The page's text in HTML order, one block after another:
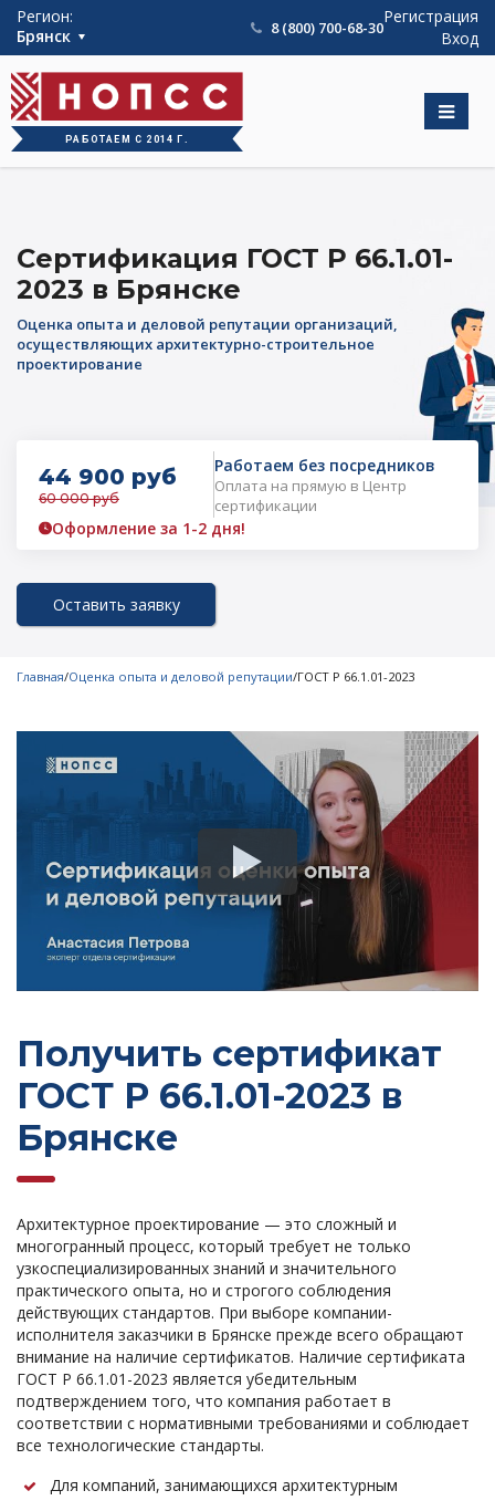
Регион:
Брянск
8 (800) 700-68-30
Регистрация
Вход
РАБОТАЕМ С 2014 Г.
int(889)
Сертификация ГОСТ Р 66.1.01-
2023 в Брянске
Оценка опыта и деловой репутации организаций,
осуществляющих архитектурно-строительное
проектирование
44 900 руб
60 000 руб
Работаем без посредников
Оплата на прямую в Центр
сертификации
Оформление за 1-2 дня!
Оставить заявку
Главная/Оценка опыта и деловой репутации/ГОСТ Р 66.1.01-2023
Получить сертификат
ГОСТ Р 66.1.01-2023 в
Брянске
Архитектурное проектирование — это сложный и
многогранный процесс, который требует не только
узкоспециализированных знаний и значительного
практического опыта, но и строгого соблюдения
действующих стандартов. При выборе компании-
исполнителя заказчики в Брянске прежде всего обращают
внимание на наличие сертификатов. Наличие сертификата
ГОСТ Р 66.1.01-2023 является убедительным
подтверждением того, что компания работает в
соответствии с нормативными требованиями и соблюдает
все технологические стандарты.
Для компаний, занимающихся архитектурным